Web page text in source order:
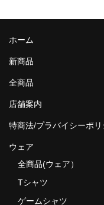
ホーム
新商品
全商品
店舗案内
特商法/プラバイシーポリ
ウェア
全商品(ウェア）
Tシャツ
ゲームシャツ